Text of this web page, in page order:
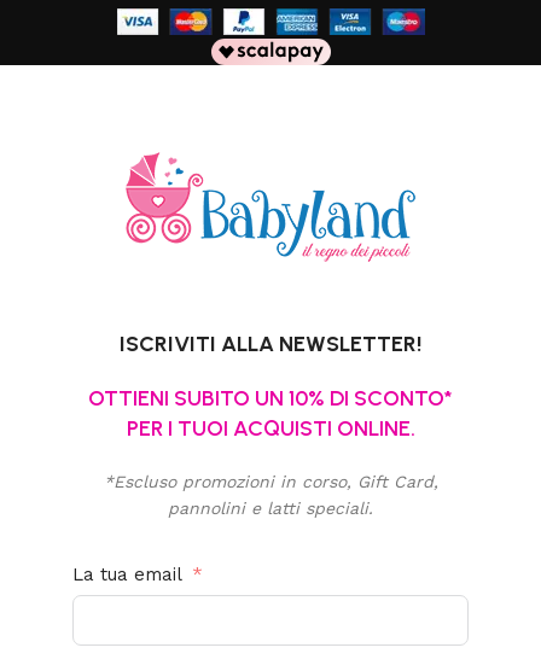
ISCRIVITI ALLA NEWSLETTER!
OTTIENI SUBITO UN 10% DI SCONTO*
PER I TUOI ACQUISTI ONLINE.
*Escluso promozioni in corso, Gift Card,
pannolini e latti speciali.
La tua email